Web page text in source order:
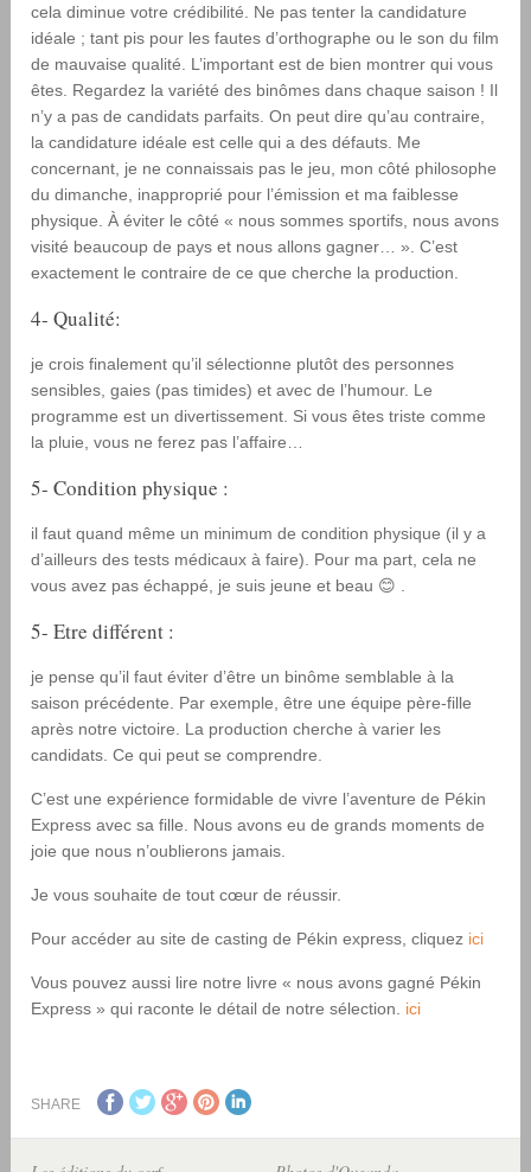
cela diminue votre crédibilité. Ne pas tenter la candidature
idéale ; tant pis pour les fautes d’orthographe ou le son du film
de mauvaise qualité. L’important est de bien montrer qui vous
êtes. Regardez la variété des binômes dans chaque saison ! Il
n’y a pas de candidats parfaits. On peut dire qu’au contraire,
la candidature idéale est celle qui a des défauts. Me
concernant, je ne connaissais pas le jeu, mon côté philosophe
du dimanche, inapproprié pour l’émission et ma faiblesse
physique. À éviter le côté « nous sommes sportifs, nous avons
visité beaucoup de pays et nous allons gagner… ». C’est
exactement le contraire de ce que cherche la production.
4- Qualité:
je crois finalement qu’il sélectionne plutôt des personnes
sensibles, gaies (pas timides) et avec de l’humour. Le
programme est un divertissement. Si vous êtes triste comme
la pluie, vous ne ferez pas l’affaire…
5- Condition physique :
il faut quand même un minimum de condition physique (il y a
d’ailleurs des tests médicaux à faire). Pour ma part, cela ne
vous avez pas échappé, je suis jeune et beau 😊 .
5- Etre différent :
je pense qu’il faut éviter d’être un binôme semblable à la
saison précédente. Par exemple, être une équipe père-fille
après notre victoire. La production cherche à varier les
candidats. Ce qui peut se comprendre.
C’est une expérience formidable de vivre l’aventure de Pékin
Express avec sa fille. Nous avons eu de grands moments de
joie que nous n’oublierons jamais.
Je vous souhaite de tout cœur de réussir.
Pour accéder au site de casting de Pékin express, cliquez ici
Vous pouvez aussi lire notre livre « nous avons gagné Pékin
Express » qui raconte le détail de notre sélection. ici
SHARE